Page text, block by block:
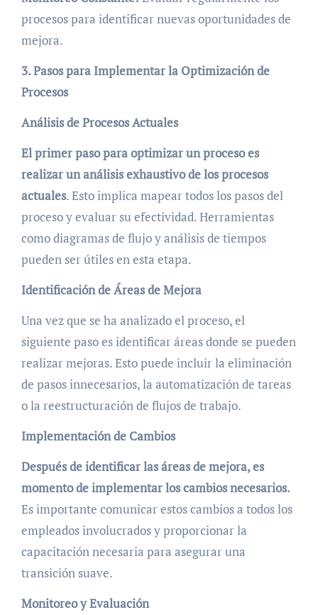
procesos para identificar nuevas oportunidades de
mejora.
3. Pasos para Implementar la Optimización de
Procesos
Análisis de Procesos Actuales
El primer paso para optimizar un proceso es
realizar un análisis exhaustivo de los procesos
actuales. Esto implica mapear todos los pasos del
proceso y evaluar su efectividad. Herramientas
como diagramas de flujo y análisis de tiempos
pueden ser útiles en esta etapa.
Identificación de Áreas de Mejora
Una vez que se ha analizado el proceso, el
siguiente paso es identificar áreas donde se pueden
realizar mejoras. Esto puede incluir la eliminación
de pasos innecesarios, la automatización de tareas
o la reestructuración de flujos de trabajo.
Implementación de Cambios
Después de identificar las áreas de mejora, es
momento de implementar los cambios necesarios.
Es importante comunicar estos cambios a todos los
empleados involucrados y proporcionar la
capacitación necesaria para asegurar una
transición suave.
Monitoreo y Evaluación